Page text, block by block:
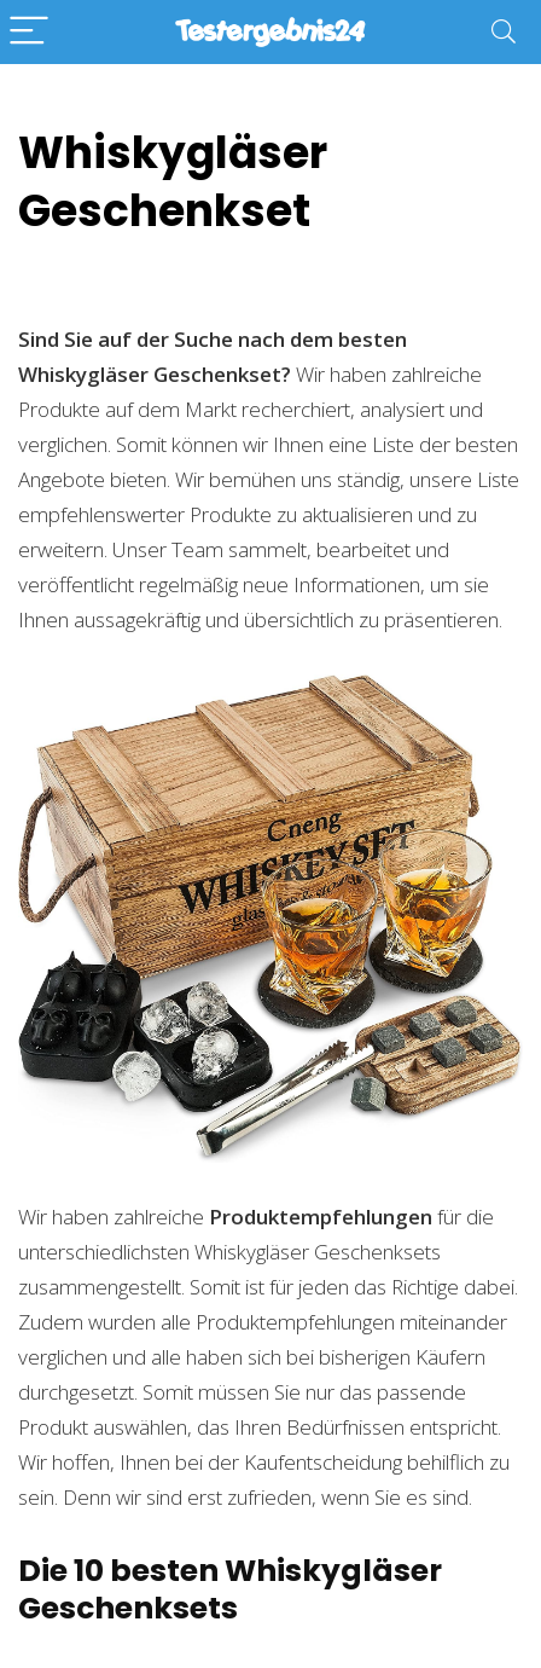
Whiskygläser
Geschenkset
Sind Sie auf der Suche nach dem besten
Whiskygläser Geschenkset? Wir haben zahlreiche
Produkte auf dem Markt recherchiert, analysiert und
verglichen. Somit können wir Ihnen eine Liste der besten
Angebote bieten. Wir bemühen uns ständig, unsere Liste
empfehlenswerter Produkte zu aktualisieren und zu
erweitern. Unser Team sammelt, bearbeitet und
veröffentlicht regelmäßig neue Informationen, um sie
Ihnen aussagekräftig und übersichtlich zu präsentieren.
Wir haben zahlreiche Produktempfehlungen für die
unterschiedlichsten Whiskygläser Geschenksets
zusammengestellt. Somit ist für jeden das Richtige dabei.
Zudem wurden alle Produktempfehlungen miteinander
verglichen und alle haben sich bei bisherigen Käufern
durchgesetzt. Somit müssen Sie nur das passende
Produkt auswählen, das Ihren Bedürfnissen entspricht.
Wir hoffen, Ihnen bei der Kaufentscheidung behilflich zu
sein. Denn wir sind erst zufrieden, wenn Sie es sind.
Die 10 besten Whiskygläser
Geschenksets